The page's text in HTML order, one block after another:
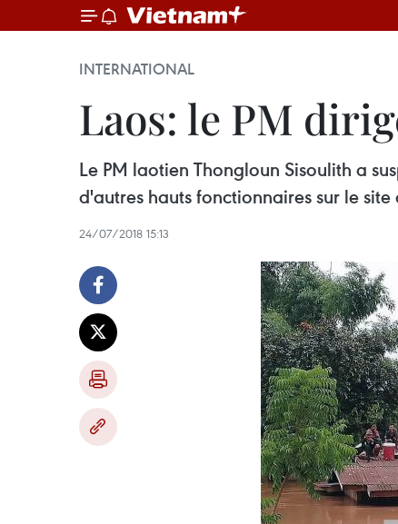
INTERNATIONAL
Laos: le PM
Le PM laotien Thongloun Sisoulith a
d'autres hauts fonctionnaires sur le
24/07/2018 15:13